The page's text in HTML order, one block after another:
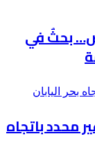
بحثٌ في
محدد باتجاه